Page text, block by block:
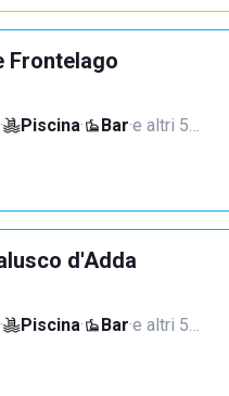
Frontelago
· Piscina· Bar·e altri 5…
d'Adda
· Piscina· Bar·e altri 5…